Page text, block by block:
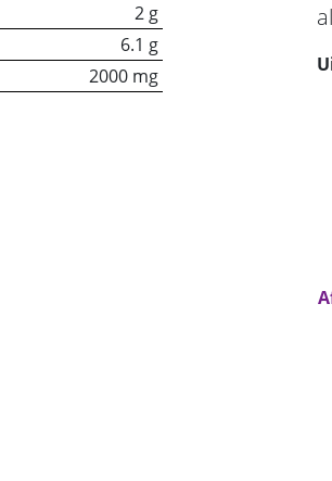
2 g
6.1 g
2000 mg